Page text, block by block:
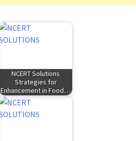
NCERT Solutions
Strategies for
Enhancement in Food…